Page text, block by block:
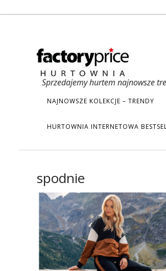
Sprzedajemy hurtem najnowsze
NAJNOWSZE KOLEKCJE – TRENDY
HURTOWNIA INTERNETOWA
spodnie